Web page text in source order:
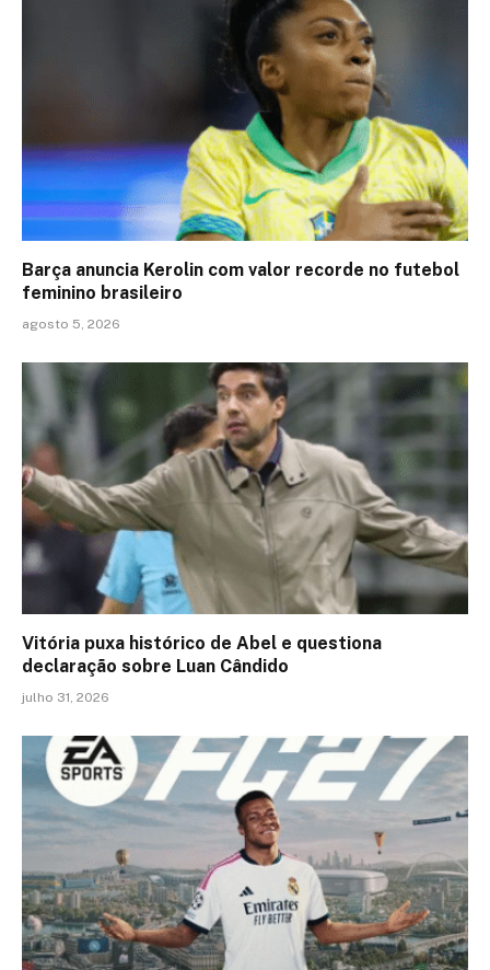
Barça anuncia Kerolin com valor recorde no futebol
feminino brasileiro
agosto 5, 2026
Vitória puxa histórico de Abel e questiona
declaração sobre Luan Cândido
julho 31, 2026